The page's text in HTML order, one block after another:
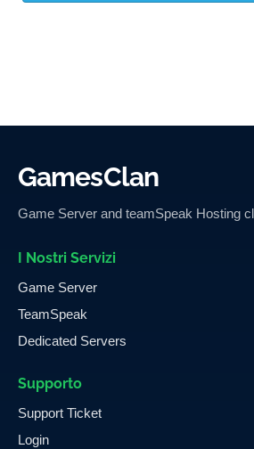
GamesClan
Game Server and teamSpeak Hosting
I Nostri Servizi
Game Server
TeamSpeak
Dedicated Servers
Supporto
Support Ticket
Login